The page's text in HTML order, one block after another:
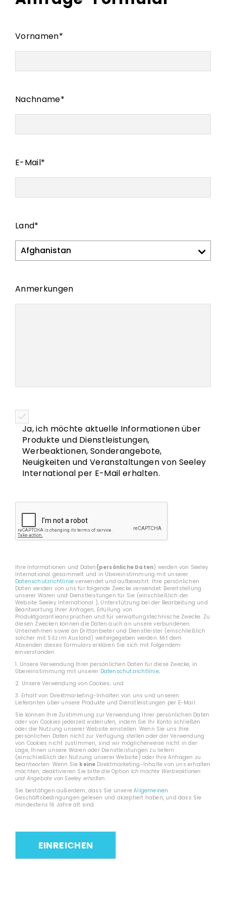
Vornamen*
Nachname*
E-Mail*
Land*
Anmerkungen
Ja, ich möchte aktuelle Informationen über
Produkte und Dienstleistungen,
Werbeaktionen, Sonderangebote,
Neuigkeiten und Veranstaltungen von Seeley
International per E-Mail erhalten.
Ihre Informationen und Daten (persönliche Daten) werden von Seeley
International gesammelt und in Übereinstimmung mit unserer
Datenschutzrichtlinie verwendet und aufbewahrt. Ihre persönlichen
Daten werden von uns für folgende Zwecke verwendet: Bereitstellung
unserer Waren und Dienstleistungen für Sie (einschließlich der
Website Seeley International ), Unterstützung bei der Bearbeitung und
Beantwortung Ihrer Anfragen, Erfüllung von
Produktgarantieansprüchen und für verwaltungstechnische Zwecke. Zu
diesen Zwecken können die Daten auch an unsere verbundenen
Unternehmen sowie an Drittanbieter und Dienstleister (einschließlich
solcher mit Sitz im Ausland) weitergegeben werden. Mit dem
Absenden dieses Formulars erklären Sie sich mit Folgendem
einverstanden
1. Unsere Verwendung Ihrer persönlichen Daten für diese Zwecke, in
Übereinstimmung mit unserer Datenschutzrichtlinie;
2. Unsere Verwendung von Cookies; und
3. Erhalt von Direktmarketing-Inhalten von uns und unseren
Lieferanten über unsere Produkte und Dienstleistungen per E-Mail.
Sie können Ihre Zustimmung zur Verwendung Ihrer persönlichen Daten
oder von Cookies jederzeit widerrufen, indem Sie Ihr Konto schließen
oder die Nutzung unserer Website einstellen. Wenn Sie uns Ihre
persönlichen Daten nicht zur Verfügung stellen oder der Verwendung
von Cookies nicht zustimmen, sind wir möglicherweise nicht in der
Lage, Ihnen unsere Waren oder Dienstleistungen zu liefern
(einschließlich der Nutzung unserer Website) oder Ihre Anfragen zu
beantworten. Wenn Sie keine Direktmarketing-Inhalte von uns erhalten
möchten, deaktivieren Sie bitte die Option Ich möchte Werbeaktionen
und Angebote von Seeley erhalten.
Sie bestätigen außerdem, dass Sie unsereAllgemeinen
Geschäftsbedingungen gelesen und akzeptiert haben, und dass Sie
mindestens 16 Jahre alt sind.